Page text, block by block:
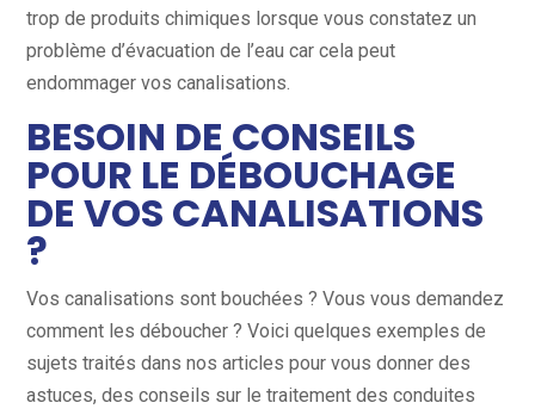
trop de produits chimiques lorsque vous constatez un
problème d’évacuation de l’eau car cela peut
endommager vos canalisations.
BESOIN DE CONSEILS
POUR LE DÉBOUCHAGE
DE VOS CANALISATIONS
?
Vos canalisations sont bouchées ? Vous vous demandez
comment les déboucher ? Voici quelques exemples de
sujets traités dans nos articles pour vous donner des
astuces, des conseils sur le traitement des conduites